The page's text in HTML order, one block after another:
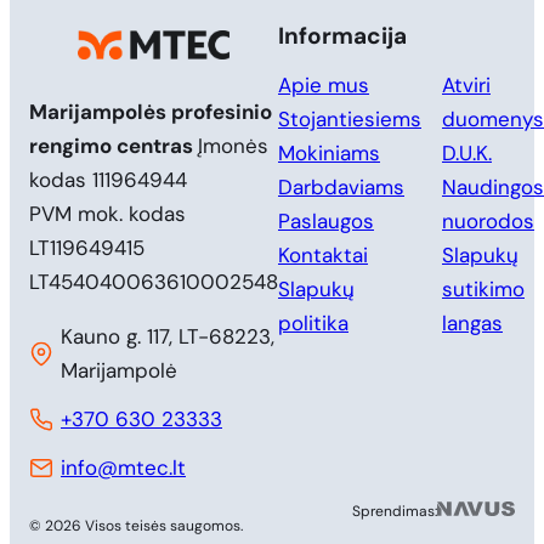
Marijampolės profesinio
rengimo centras Įmonės
kodas 111964944
PVM mok. kodas
LT119649415
LT454040063610002548
Kauno g. 117, LT-68223,
Marijampolė
+370 630 23333
info@mtec.lt
Informacija
Apie mus
Stojantiesiems
Mokiniams
Darbdaviams
Paslaugos
Kontaktai
Slapukų
politika
Atviri
duomenys
D.U.K.
Naudingos
nuorodos
Slapukų
sutikimo
langas
© 2026 Visos teisės saugomos.
Sprendimas: MB